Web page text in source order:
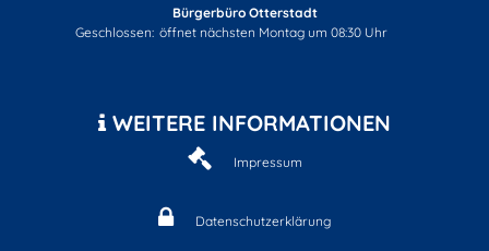
Bürgerbüro Otterstadt
Klicken, um weitere Öffnungs- oder Schließzeiten auszublenden
Geschlossen: öffnet nächsten Montag um 08:30 Uhr
WEITERE INFORMATIONEN
Impressum
Datenschutzerklärung